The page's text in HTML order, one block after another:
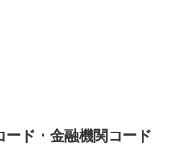
ード・金融機関コード